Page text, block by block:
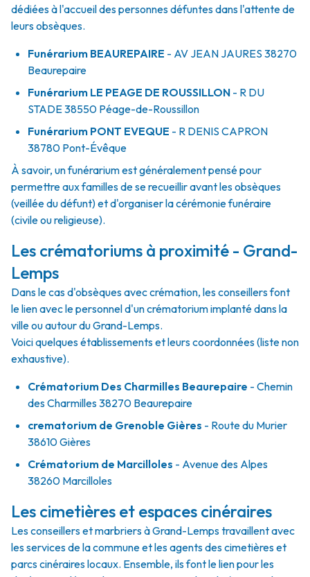
dédiées à l'accueil des personnes défuntes dans l'attente de
leurs obsèques.
Funérarium BEAUREPAIRE - AV JEAN JAURES 38270
Beaurepaire
Funérarium LE PEAGE DE ROUSSILLON - R DU
STADE38550 Péage-de-Roussillon
Funérarium PONT EVEQUE - R DENIS CAPRON
38780 Pont-Évêque
À savoir, un funérarium est généralement pensé pour
permettre aux familles de se recueillir avant les obsèques
(veillée du défunt) et d'organiser la cérémonie funéraire
(civile ou religieuse).
Les crématoriums à proximité - Grand-
Lemps
Dans le cas d'obsèques avec crémation, les conseillers font
le lien avec le personnel d'un crématorium implanté dans la
ville ou autour du Grand-Lemps.
Voici quelques établissements et leurs coordonnées (liste non
exhaustive).
Crématorium Des Charmilles Beaurepaire - Chemin
des Charmilles 38270 Beaurepaire
crematorium de Grenoble Gières - Route du Murier
38610 Gières
Crématorium de Marcilloles - Avenue des Alpes
38260 Marcilloles
Les cimetières et espaces cinéraires
Les conseillers et marbriers à Grand-Lemps travaillent avec
les services de la commune et les agents des cimetières et
parcs cinéraires locaux. Ensemble, ils font le lien pour les